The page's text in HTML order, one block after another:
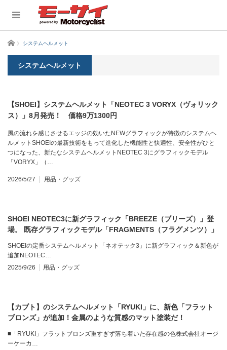
ホーム システムヘルメット
システムヘルメット
【SHOEI】システムヘルメット「NEOTEC 3 VORYX（ヴォリック
ス）」8月発売！ 価格9万1300円
風の流れを感じさせるエッジの効いたNEWグラフィックが特徴のシステムヘ
ルメットSHOEIの最新技術をもって進化した機能性と快適性、安全性がひと
つになった、新たなシステムヘルメットNEOTEC 3にグラフィックモデル
「VORYX」（…
2026/5/27 用品・グッズ
SHOEI NEOTEC3に新グラフィック「BREEZE（ブリーズ）」登
場。 既存グラフィックモデル「FRAGMENTS（フラグメンツ）」
SHOEIの定番システムヘルメット「ネオテック3」に新グラフィック＆新色が
追加NEOTEC…
2025/9/26
用品・グッズ
【カブト】のシステムヘルメット「RYUKI」に、新色「フラット
ブロンズ」が追加！金属のような質感のマット塗装だ！
■「RYUKI」フラットブロンズ重すぎず落ち着いた存在感の色株式会社オージ
ーケーカ…